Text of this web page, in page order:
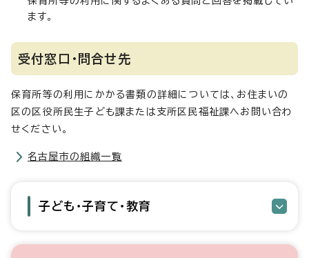
ます。
受付窓口・問合せ先
保育所等の利用にかかる書類の詳細については、お住まいの
区の区役所民生子ども課または支所区民福祉課へお問い合わ
せください。
名古屋市の組織一覧
子ども・子育て・教育